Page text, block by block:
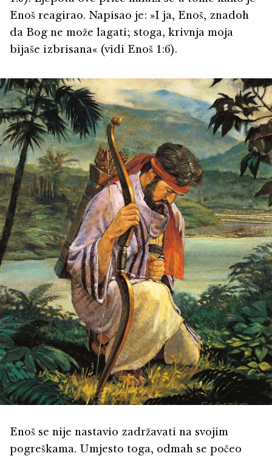
Enoš reagirao. Napisao je: »I ja, Enoš, znadoh
da Bog ne može lagati; stoga, krivnja moja
bijaše izbrisana« (vidi Enoš 1:6).
Enoš se nije nastavio zadržavati na svojim
pogreškama. Umjesto toga, odmah se počeo